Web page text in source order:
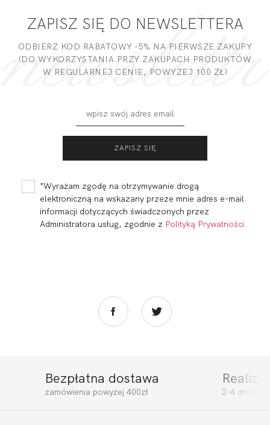
245,99 73,80 zł 199,99
MADERA
BRALETTE BIKINI
MADERA SOFT
ZAPISZ SIĘ DO NEWSLETTERA
ODBIERZ KOD RABATOWY -5% NA PIERWSZE ZAKUPY
(DO WYKORZYSTANIA PRZY ZAKUPACH PRODUKTÓW
W REGULARNEJ CENIE, POWYZEJ 100 ZŁ)
*Wyrażam zgodę na otrzymywanie drogą
elektroniczną na wskazany przeze mnie adres e-mail
informacji dotyczących świadczonych przez
Administratora usług, zgodnie z Polityką Prywatności
Bezpłatna dostawa
zamówienia powyżej 400zł 2-4 dni